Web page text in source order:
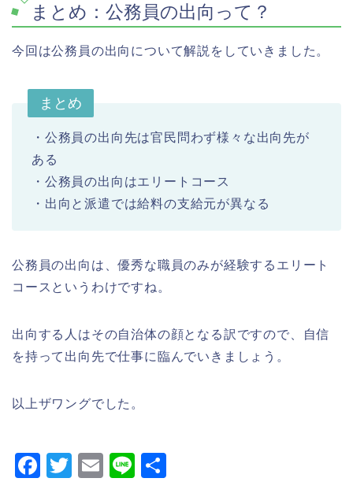
まとめ：公務員の出向って？
今回は公務員の出向について解説をしていきました。
まとめ
・公務員の出向先は官民問わず様々な出向先が
ある
・公務員の出向はエリートコース
・出向と派遣では給料の支給元が異なる
公務員の出向は、優秀な職員のみが経験するエリート
コースというわけですね。
出向する人はその自治体の顔となる訳ですので、自信
を持って出向先で仕事に臨んでいきましょう。
以上ザワングでした。
F
T
E
Li